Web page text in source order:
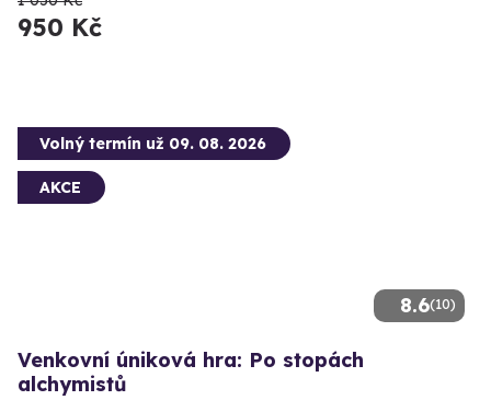
950 Kč
8.6(10)
Volný termín už 09. 08. 2026
AKCE
Venkovní úniková hra: Po stopách
alchymistů